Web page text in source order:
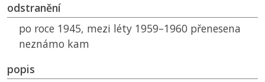
odstranění
po roce 1945, mezi léty 1959–1960 přenesena
neznámo kam
popis